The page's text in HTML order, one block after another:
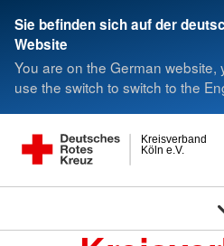
Sie befinden sich auf der
Website
You are on the German website,
use the switch to switch to the
Köln e.V.
Kreisverband